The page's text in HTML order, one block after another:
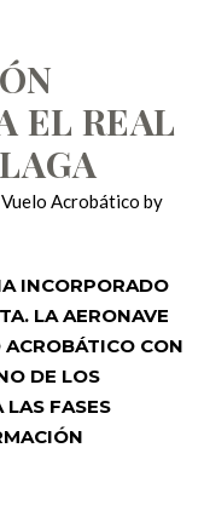
EL REAL
Vuelo Acrobático by
INCORPORADO
LA AERONAVE
CON
DE LOS
LAS FASES